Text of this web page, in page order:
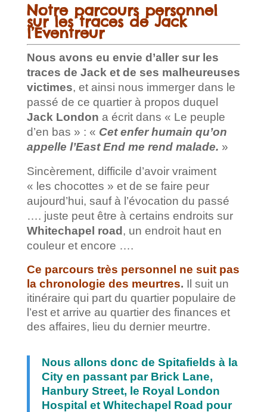
Notre parcours personnel
sur les traces de Jack
l’Éventreur
Nous avons eu envie d’aller sur les
traces de Jack et de ses malheureuses
victimes, et ainsi nous immerger dans le
passé de ce quartier à propos duquel
Jack London a écrit dans « Le peuple
d’en bas » : « Cet enfer humain qu’on
appelle l’East End me rend malade. »
Sincèrement, difficile d’avoir vraiment
« les chocottes » et de se faire peur
aujourd’hui, sauf à l’évocation du passé
…. juste peut être à certains endroits sur
Whitechapel road, un endroit haut en
couleur et encore ….
Ce parcours très personnel ne suit pas
la chronologie des meurtres. Il suit un
itinéraire qui part du quartier populaire de
l’est et arrive au quartier des finances et
des affaires, lieu du dernier meurtre.
Nous allons donc de Spitafields à la
City en passant par Brick Lane,
Hanbury Street, le Royal London
Hospital et Whitechapel Road pour